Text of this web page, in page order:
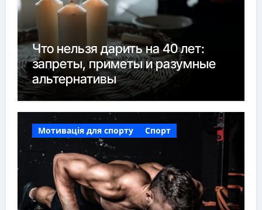
Что нельзя дарить на 40 лет:
запреты, приметы и разумные
альтернативы
Мотивація для спорту Спорт